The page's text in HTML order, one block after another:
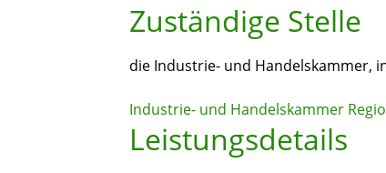
Zuständige Stelle
die Industrie- und Handelskammer,
Industrie- und Handelskammer
Leistungsdetails